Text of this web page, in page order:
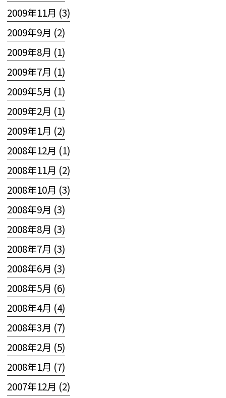
2009年11月 (3)
2009年9月 (2)
2009年8月 (1)
2009年7月 (1)
2009年5月 (1)
2009年2月 (1)
2009年1月 (2)
2008年12月 (1)
2008年11月 (2)
2008年10月 (3)
2008年9月 (3)
2008年8月 (3)
2008年7月 (3)
2008年6月 (3)
2008年5月 (6)
2008年4月 (4)
2008年3月 (7)
2008年2月 (5)
2008年1月 (7)
2007年12月 (2)